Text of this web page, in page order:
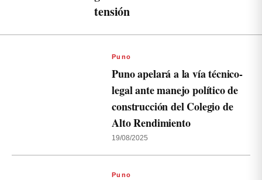
tensión
Puno
Puno apelará a la vía técnico-
legal ante manejo político de
construcción del Colegio de
Alto Rendimiento
19/08/2025
Puno